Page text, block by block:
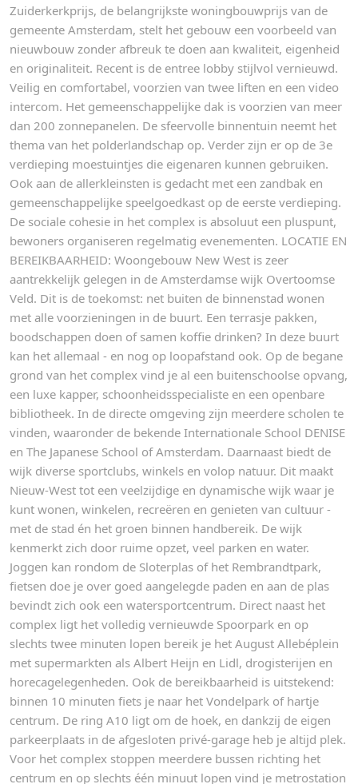
Zuiderkerkprijs, de belangrijkste woningbouwprijs van de
gemeente Amsterdam, stelt het gebouw een voorbeeld van
nieuwbouw zonder afbreuk te doen aan kwaliteit, eigenheid
en originaliteit. Recent is de entree lobby stijlvol vernieuwd.
Veilig en comfortabel, voorzien van twee liften en een video
intercom. Het gemeenschappelijke dak is voorzien van meer
dan 200 zonnepanelen. De sfeervolle binnentuin neemt het
thema van het polderlandschap op. Verder zijn er op de 3e
verdieping moestuintjes die eigenaren kunnen gebruiken.
Ook aan de allerkleinsten is gedacht met een zandbak en
gemeenschappelijke speelgoedkast op de eerste verdieping.
De sociale cohesie in het complex is absoluut een pluspunt,
bewoners organiseren regelmatig evenementen. LOCATIE EN
BEREIKBAARHEID: Woongebouw New West is zeer
aantrekkelijk gelegen in de Amsterdamse wijk Overtoomse
Veld. Dit is de toekomst: net buiten de binnenstad wonen
met alle voorzieningen in de buurt. Een terrasje pakken,
boodschappen doen of samen koffie drinken? In deze buurt
kan het allemaal - en nog op loopafstand ook. Op de begane
grond van het complex vind je al een buitenschoolse opvang,
een luxe kapper, schoonheidsspecialiste en een openbare
bibliotheek. In de directe omgeving zijn meerdere scholen te
vinden, waaronder de bekende Internationale School DENISE
en The Japanese School of Amsterdam. Daarnaast biedt de
wijk diverse sportclubs, winkels en volop natuur. Dit maakt
Nieuw-West tot een veelzijdige en dynamische wijk waar je
kunt wonen, winkelen, recreëren en genieten van cultuur -
met de stad én het groen binnen handbereik. De wijk
kenmerkt zich door ruime opzet, veel parken en water.
Joggen kan rondom de Sloterplas of het Rembrandtpark,
fietsen doe je over goed aangelegde paden en aan de plas
bevindt zich ook een watersportcentrum. Direct naast het
complex ligt het volledig vernieuwde Spoorpark en op
slechts twee minuten lopen bereik je het August Allebéplein
met supermarkten als Albert Heijn en Lidl, drogisterijen en
horecagelegenheden. Ook de bereikbaarheid is uitstekend:
binnen 10 minuten fiets je naar het Vondelpark of hartje
centrum. De ring A10 ligt om de hoek, en dankzij de eigen
parkeerplaats in de afgesloten privé-garage heb je altijd plek.
Voor het complex stoppen meerdere bussen richting het
centrum en op slechts één minuut lopen vind je metrostation